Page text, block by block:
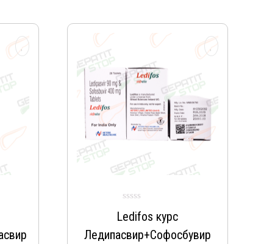
Ledifos курс
Ледипасвир+Софосбувир